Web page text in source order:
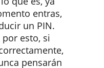
entras,
un PIN.
esto, si
pensarán